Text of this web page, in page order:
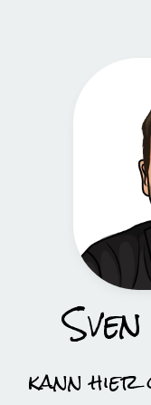
kann hier